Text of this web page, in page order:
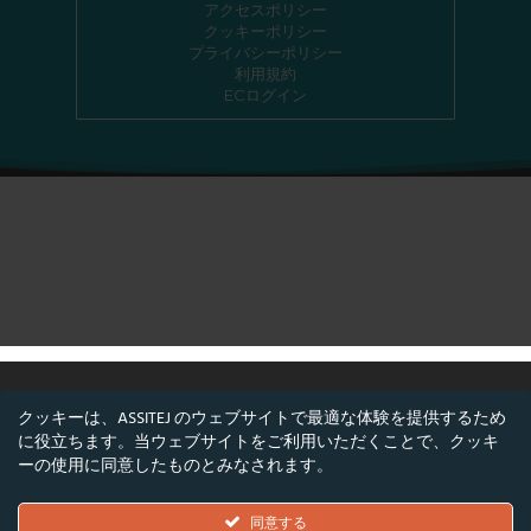
アクセスポリシー
クッキーポリシー
プライバシーポリシー
利用規約
ECログイン
©ASSITEJ - 国際児童・青少年演劇・舞台芸術協
会
Nørregade 26, 1階, 1165 コペンハーゲン, デンマ
クッキーは、ASSITEJ のウェブサイトで最適な体験を提供するため
に役立ちます。当ウェブサイトをご利用いただくことで、クッキ
ーの使用に同意したものとみなされます。
同意する